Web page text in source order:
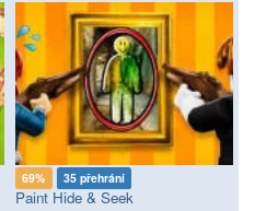
69% 35 přehrání
Paint Hide & Seek